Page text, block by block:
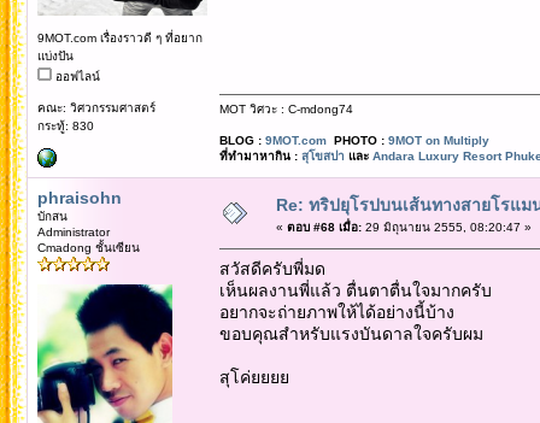
9MOT.com เรื่องราวดี ๆ ที่อยาก
แบ่งปัน
ออฟไลน์
คณะ: วิศวกรรมศาสตร์
กระทู้: 830
MOT วิศวะ : C-mdong74
BLOG : 9MOT.comPHOTO : 9MOT on Multiply
ที่ทำมาหากิน : สุโขสปา และ Andara Luxury Resort
phraisohn
บักสน
Administrator
Cmadong ชั้นเซียน
Re: ทริปยุโรปบนเส้นทางสายโรแม
« ตอบ #68 เมื่อ:29 มิถุนายน 2555, 08:20:47 »
สวัสดีครับพี่มด
เห็นผลงานพี่แล้ว ตื่นตาตื่นใจมากครับ
อยากจะถ่ายภาพให้ได้อย่างนี้บ้าง
ขอบคุณสำหรับแรงบันดาลใจครับผม
สุโค่ยยยย